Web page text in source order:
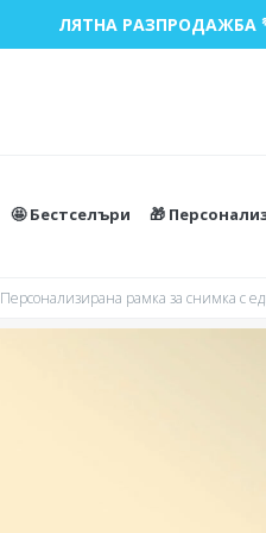
ЛЯТНА РАЗПРОДАЖБА
🤩 Бестселъри 🎁
Персонализирана рамка за снимка с